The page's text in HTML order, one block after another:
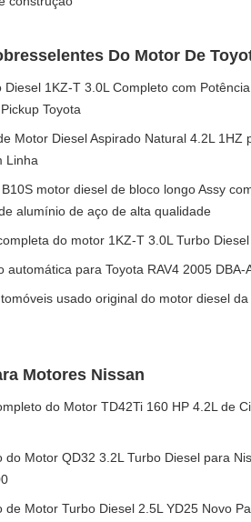
Do Motor De
Diesel 1KZ-T 3.0L Completo com
Toyota
Motor Diesel Aspirado Natural 4.2L 1HZ
Linha
motor diesel de bloco longo Assy
alumínio de aço de alta qualidade
do motor 1KZ-T 3.0L Turbo
automática para Toyota RAV4 2005
usado original do motor diesel
Motores Nissan
do Motor TD42Ti 160 HP 4.2L de
do Motor QD32 3.2L Turbo Diesel para
de Motor Turbo Diesel 2.5L YD25 Novo